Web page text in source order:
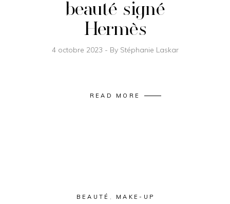
beauté signé
Hermès
4 octobre 2023 By Stéphanie Laskar
READ MORE
BEAUTÉ , MAKE-UP